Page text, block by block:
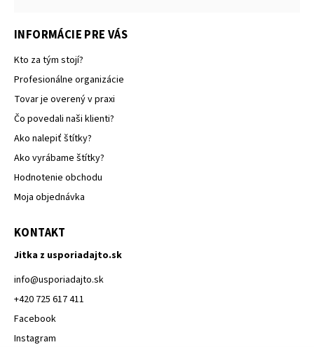
INFORMÁCIE PRE VÁS
Kto za tým stojí?
Profesionálne organizácie
Tovar je overený v praxi
Čo povedali naši klienti?
Ako nalepiť štítky?
Ako vyrábame štítky?
Hodnotenie obchodu
Moja objednávka
KONTAKT
Jitka z usporiadajto.sk
info@usporiadajto.sk
+420 725 617 411
Facebook
Instagram